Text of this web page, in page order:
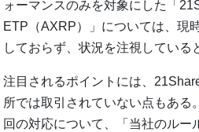
ォーマンスのみを対象にした「
ETP（AXRP）」については、現
しておらず、状況を注視している
注目されるポイントには、
所では取引されていない点もある
回の対応について、「当社のルー